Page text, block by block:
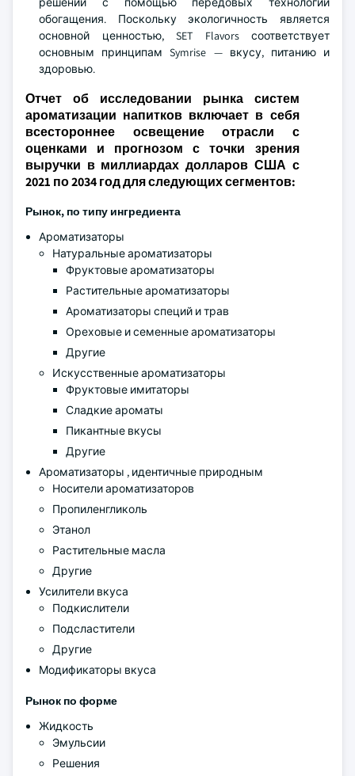
обогащения. Поскольку экологичность является
основной ценностью, SET Flavors соответствует
основным принципам Symrise — вкусу, питанию и
здоровью.
Отчет об исследовании рынка систем
ароматизации напитков включает в себя
всестороннее освещение отрасли с
оценками и прогнозом с точки зрения
выручки в миллиардах долларов США с
2021 по 2034 год для следующих сегментов:
Рынок, по типу ингредиента
Ароматизаторы
Натуральные ароматизаторы
Фруктовые ароматизаторы
Растительные ароматизаторы
Ароматизаторы специй и трав
Ореховые и семенные ароматизаторы
Другие
Искусственные ароматизаторы
Фруктовые имитаторы
Сладкие ароматы
Пикантные вкусы
Другие
Ароматизаторы , идентичные природным
Носители ароматизаторов
Пропиленгликоль
Этанол
Растительные масла
Другие
Усилители вкуса
Подкислители
Подсластители
Другие
Модификаторы вкуса
Рынок по форме
Жидкость
Эмульсии
Решения